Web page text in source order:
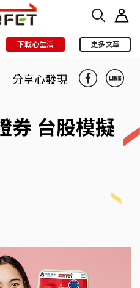
下載心生活 更多文章
分享心發現
券 台股模擬